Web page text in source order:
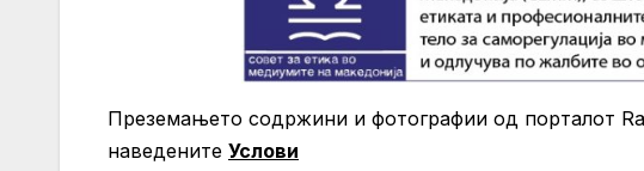
Преземањето содржини и фотографии од порталот
нaведените Услови